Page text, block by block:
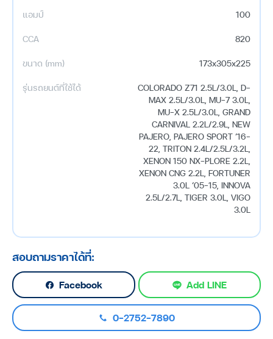
แอมป์
100
CCA
820
ขนาด (mm)
173x305x225
รุ่นรถยนต์ที่ใช้ได้
COLORADO Z71 2.5L/3.0L, D-
MAX 2.5L/3.0L, MU-7 3.0L,
MU-X 2.5L/3.0L, GRAND
CARNIVAL 2.2L/2.9L, NEW
PAJERO, PAJERO SPORT ’16-
22, TRITON 2.4L/2.5L/3.2L,
XENON 150 NX-PLORE 2.2L,
XENON CNG 2.2L, FORTUNER
3.0L ’05-15, INNOVA
2.5L/2.7L, TIGER 3.0L, VIGO
3.0L
สอบถามราคาได้ที่:
Facebook Add LINE
0-2752-7890